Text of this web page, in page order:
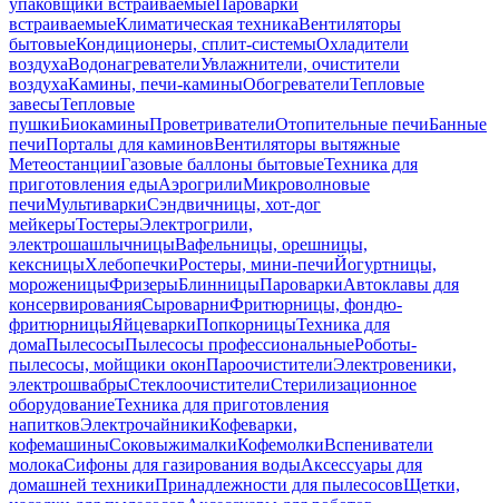
упаковщики встраиваемыеПароварки
встраиваемыеКлиматическая техникаВентиляторы
бытовыеКондиционеры, сплит-системыОхладители
воздухаВодонагревателиУвлажнители, очистители
воздухаКамины, печи-каминыОбогревателиТепловые
завесыТепловые
пушкиБиокаминыПроветривателиОтопительные печиБанные
печиПорталы для каминовВентиляторы вытяжные
МетеостанцииГазовые баллоны бытовыеТехника для
приготовления едыАэрогрилиМикроволновые
печиМультиваркиСэндвичницы, хот-дог
мейкерыТостерыЭлектрогрили,
электрошашлычницыВафельницы, орешницы,
кексницыХлебопечкиРостеры, мини-печиЙогуртницы,
мороженицыФризерыБлинницыПароваркиАвтоклавы для
консервированияСыроварниФритюрницы, фондю-
фритюрницыЯйцеваркиПопкорницыТехника для
домаПылесосыПылесосы профессиональныеРоботы-
пылесосы, мойщики оконПароочистителиЭлектровеники,
электрошвабрыСтеклоочистителиСтерилизационное
оборудованиеТехника для приготовления
напитковЭлектрочайникиКофеварки,
кофемашиныСоковыжималкиКофемолкиВспениватели
молокаСифоны для газирования водыАксессуары для
домашней техникиПринадлежности для пылесосовЩетки,